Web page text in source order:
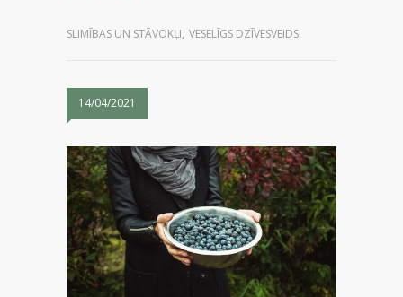
SLIMĪBAS UN STĀVOKĻI, VESELĪGS DZĪVESVEIDS
14/04/2021